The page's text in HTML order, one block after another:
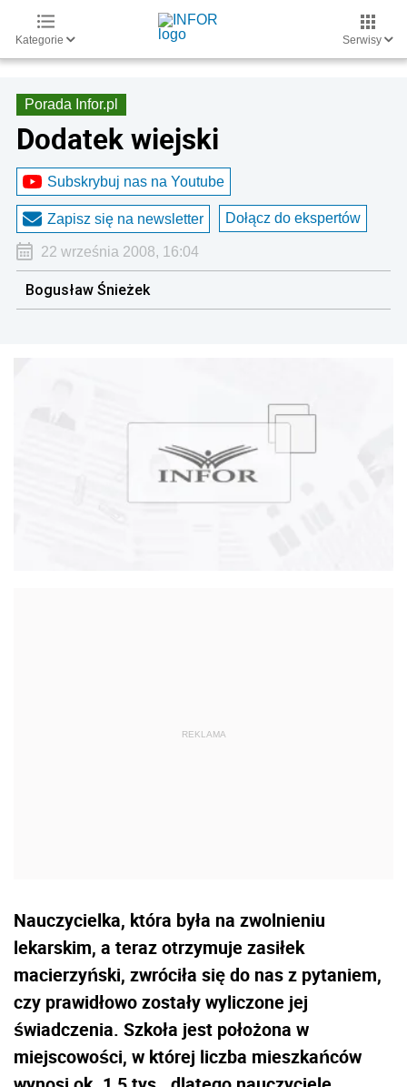
Kategorie Serwisy
Porada Infor.pl
Dodatek wiejski
Subskrybuj nas na Youtube
Zapisz się na newsletter Dołącz do ekspertów
22 września 2008, 16:04
Bogusław Śnieżek
Nauczycielka, która była na zwolnieniu
lekarskim, a teraz otrzymuje zasiłek
macierzyński, zwróciła się do nas z pytaniem,
czy prawidłowo zostały wyliczone jej
świadczenia. Szkoła jest położona w
miejscowości, w której liczba mieszkańców